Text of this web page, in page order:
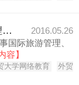
网络教育国际旅游管理专业
2016.05.26
国际旅游管理、
容】
大学网络教育 外贸